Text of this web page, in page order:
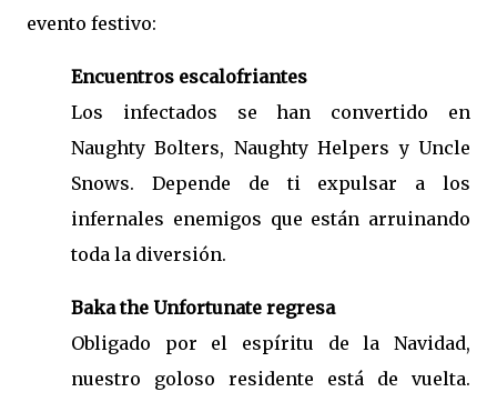
evento festivo:
Encuentros escalofriantes
Los infectados se han convertido en
Naughty Bolters, Naughty Helpers y Uncle
Snows. Depende de ti expulsar a los
infernales enemigos que están arruinando
toda la diversión.
Baka the Unfortunate regresa
Obligado por el espíritu de la Navidad,
nuestro goloso residente está de vuelta.